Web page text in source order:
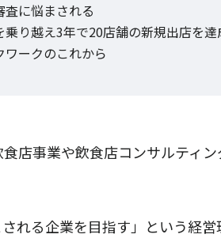
査に悩まされる
乗り越え3年で20店舗の新規出店を達
ワークのこれから
店事業や飲食店コンサルティ
れる企業を目指す」という経